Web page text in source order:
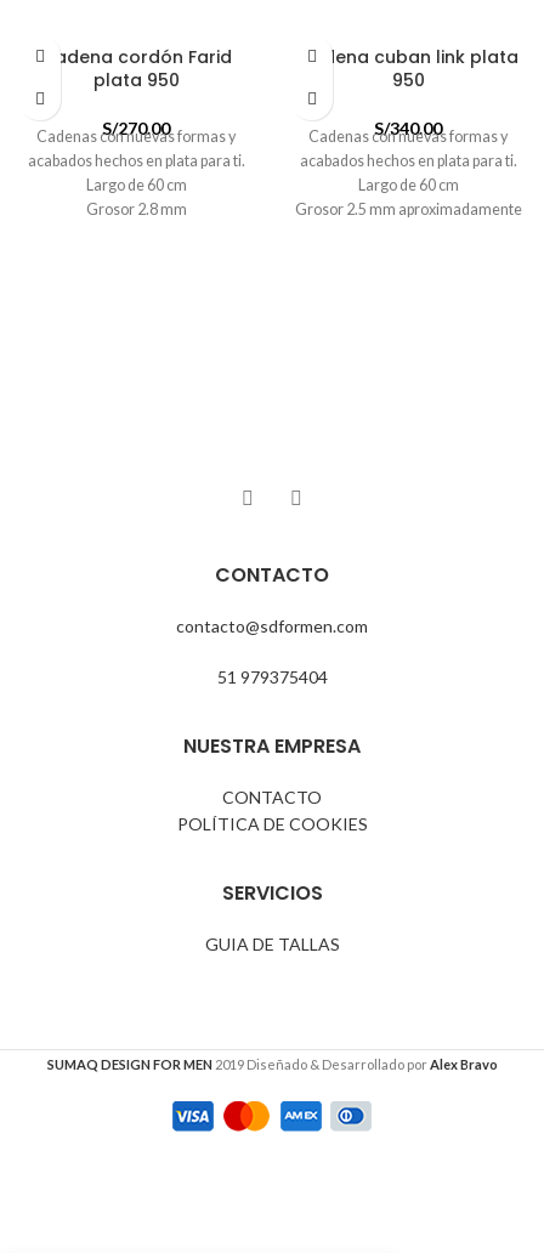
Cadena cordón Farid
plata 950
S/270.00
Cadenas con nuevas formas y
acabados hechos en plata para ti.
Largo de 60 cm
Grosor 2.8 mm
Cadena cuban link plata
950
S/340.00
Cadenas con nuevas formas y
acabados hechos en plata para ti.
Largo de 60 cm
Grosor 2.5 mm aproximadamente
CONTACTO
contacto@sdformen.com
51 979375404
NUESTRA EMPRESA
CONTACTO
POLÍTICA DE COOKIES
SERVICIOS
GUIA DE TALLAS
SUMAQ DESIGN FOR MEN 2019 Diseñado & Desarrollado porAlex Bravo